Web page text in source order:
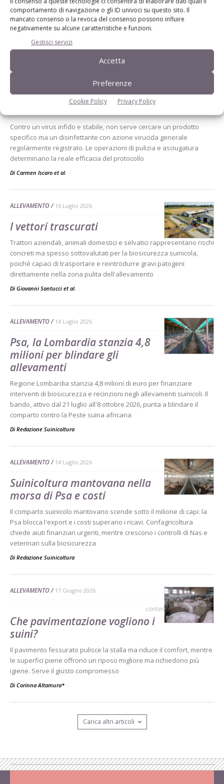
comportamento di navigazione o gli ID univoci su questo sito. Il
mancato consenso o la revoca del consenso possono influire
negativamente su alcune caratteristiche e funzioni.
Gestisci servizi
Accetta
Preferenze
Cookie Policy Privacy Policy
Dalla stessa categoria
Quali disinfettanti scegliere
Contro un virus infido e stabile, non serve cercare un prodotto
specifico ma un disinfettante con azione virucida generale
regolarmente registrato. Le operazioni di pulizia e asciugatura
determinano la reale efficacia del protocollo
Di Carmen Iscaro et al. -
ALLEVAMENTO 16 Luglio 2026
I vettori trascurati
Trattori aziendali, animali domestici e selvatici rappresentano rischi
concreti ma spesso sottovalutati per la biosicurezza suinicola,
poiché capaci di trasportare e reintrodurre gravi patogeni
direttamente nella zona pulita dell'allevamento
Di Giovanni Santucci et al. -
ALLEVAMENTO 14 Luglio 2026
Psa, la Lombardia stanzia 4,8
milioni per blindare gli
allevamenti
Regione Lombardia stanzia 4,8 milioni di euro per finanziare
interventi di biosicurezza e recinzioni negli allevamenti suinicoli. Il
bando, attivo dal 21 luglio all'8 ottobre 2026, punta a blindare il
comparto contro la Peste suina africana
Di Redazione Suinicoltura -
ALLEVAMENTO 14 Luglio 2026
Suinicoltura mantovana nella
morsa di Psa e costi
Il comparto suinicolo mantovano scende sotto il milione di capi: la
Psa blocca l'export e i costi superano i ricavi. Confagricoltura
chiede aiuti finanziari urgenti, mentre crescono i controlli di Nas e
veterinari sulla biosicurezza
Di Redazione Suinicoltura
ALLEVAMENTO 17 Giugno 2026
contenuto sponsorizzato
Che pavimentazione vogliono i
suini?
Il pavimento fessurato pulisce la stalla ma riduce il comfort, mentre
le superfici piene offrono un riposo migliore ma richiedono più
igiene. Serve il giusto compromesso
Di Corinna Altamura* -
Carica altri articoli